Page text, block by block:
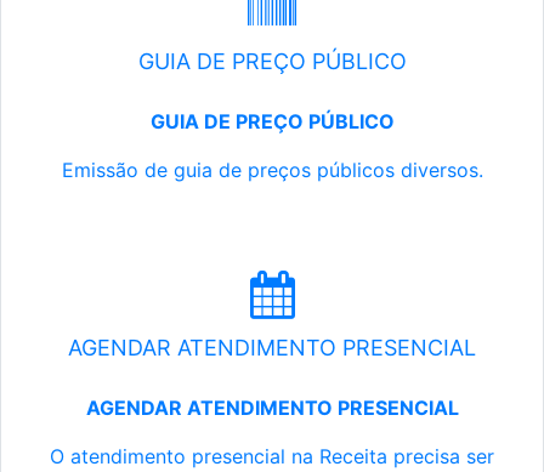
GUIA DE PREÇO PÚBLICO
GUIA DE PREÇO PÚBLICO
Emissão de guia de preços públicos diversos.
AGENDAR ATENDIMENTO PRESENCIAL
AGENDAR ATENDIMENTO PRESENCIAL
O atendimento presencial na Receita precisa ser